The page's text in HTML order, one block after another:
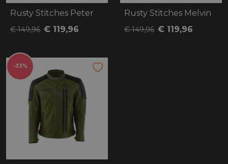
Rusty Stitches Peter
€ 149,96 € 119,96
Rusty Stitches Melvin
€ 149,96 € 119,96
-33%